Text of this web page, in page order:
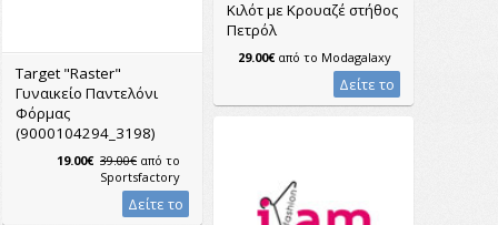
Κιλότ με Κρουαζέ στήθος
Πετρόλ
29.00€από το Modagalaxy
Δείτε το
Target "Raster"
Γυναικείο Παντελόνι
Φόρμας
(9000104294_3198)
19.00€ 39.00€ από το
Sportsfactory
Δείτε το